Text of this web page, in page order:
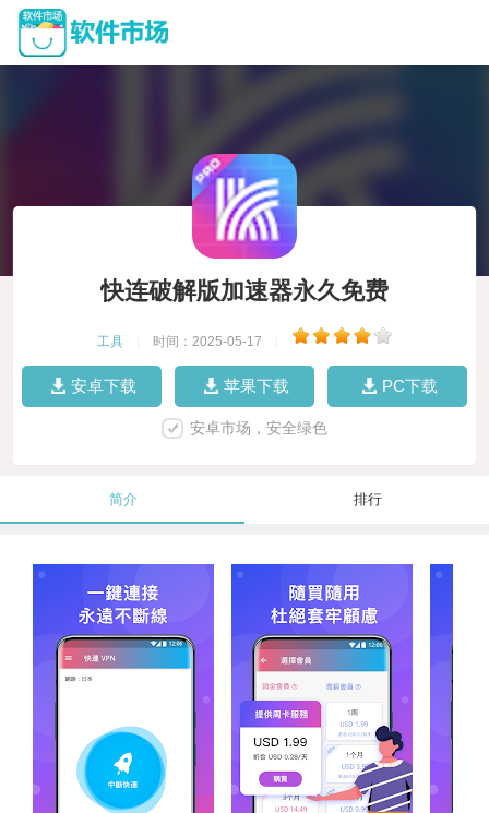
快连破解版加速器永久免费
工具 时间：2025-05-17
安卓下载 苹果下载 PC下载
安卓市场，安全绿色
简介 排行